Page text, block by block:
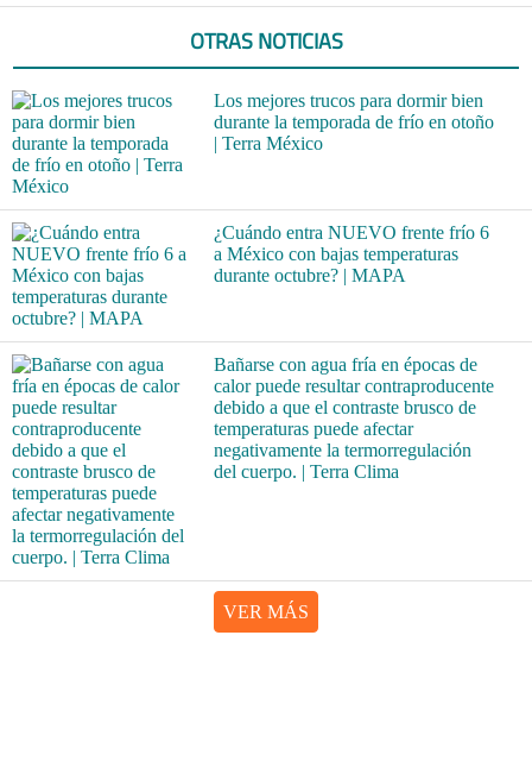
OTRAS NOTICIAS
Los mejores trucos para dormir bien
durante la temporada de frío en otoño
| Terra México
¿Cuándo entra NUEVO frente frío 6
a México con bajas temperaturas
durante octubre? | MAPA
Bañarse con agua fría en épocas de
calor puede resultar contraproducente
debido a que el contraste brusco de
temperaturas puede afectar
negativamente la termorregulación
del cuerpo. | Terra Clima
VER MÁS